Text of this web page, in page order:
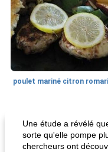
poulet mariné citron
Une étude a révélé
sorte qu'elle pompe
chercheurs ont